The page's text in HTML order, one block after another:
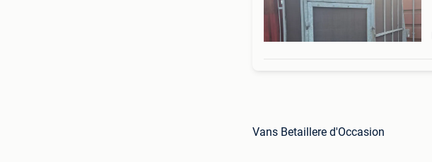
Vans Betaillere d'Occasion